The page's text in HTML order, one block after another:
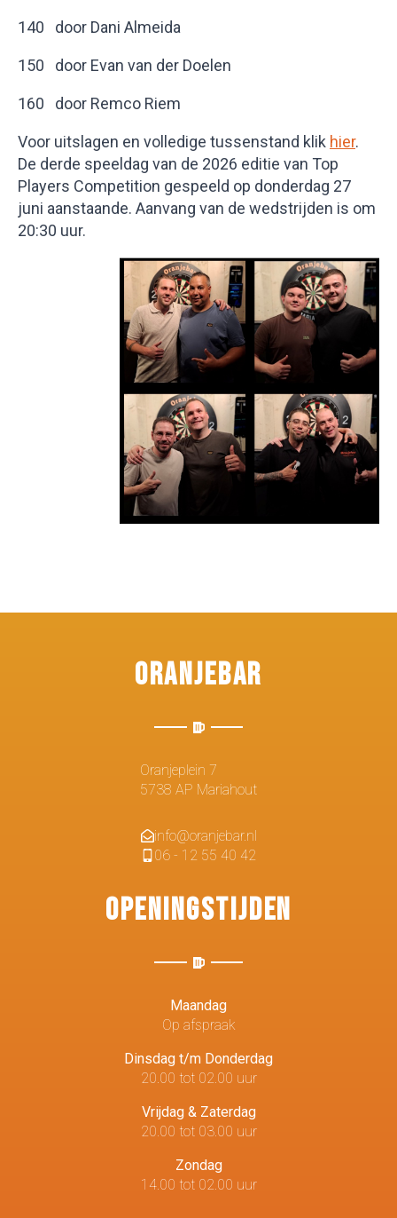
140 door Dani Almeida
150 door Evan van der Doelen
160 door Remco Riem
Voor uitslagen en volledige tussenstand klik hier.
De derde speeldag van de 2026 editie van Top
Players Competition gespeeld op donderdag 27
juni aanstaande. Aanvang van de wedstrijden is om
20:30 uur.
Oranjebar
Oranjeplein 7
5738 AP Mariahout
info@oranjebar.nl
06 - 12 55 40 42
Openingstijden
Maandag
Op afspraak
Dinsdag t/m Donderdag
20.00 tot 02.00 uur
Vrijdag & Zaterdag
20.00 tot 03.00 uur
Zondag
14.00 tot 02.00 uur